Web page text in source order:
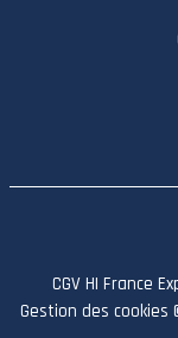
CGV HI France
Gestion des cookies